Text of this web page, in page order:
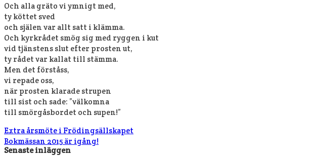
Och alla gräto vi ymnigt med,
ty köttet sved
och själen var allt satt i klämma.
Och kyrkrådet smög sig med ryggen i kut
vid tjänstens slut efter prosten ut,
ty rådet var kallat till stämma.
Men det förståss,
vi repade oss,
när prosten klarade strupen
till sist och sade: ”välkomna
till smörgåsbordet och supen!”
Extra årsmöte i Frödingsällskapet
Bokmässan 2015 är igång!
Senaste inläggen